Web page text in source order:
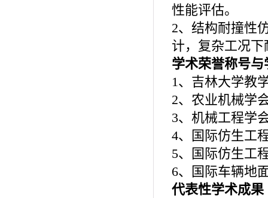
性能评估。
2、结构耐撞性
计，复杂工况
学术荣誉称号与
1、吉林大学教
2、农业机械学
3、机械工程学
4、国际仿生工
5、国际仿生工
6、国际车辆地
代表性学术成